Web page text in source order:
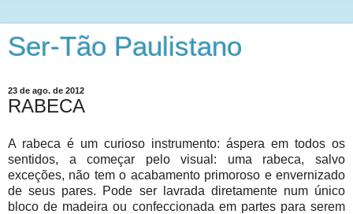
Ser-Tão Paulistano
23 de ago. de 2012
RABECA
A rabeca é um curioso instrumento: áspera em todos os
sentidos, a começar pelo visual: uma rabeca, salvo
exceções, não tem o acabamento primoroso e envernizado
de seus pares. Pode ser lavrada diretamente num único
bloco de madeira ou confeccionada em partes para serem